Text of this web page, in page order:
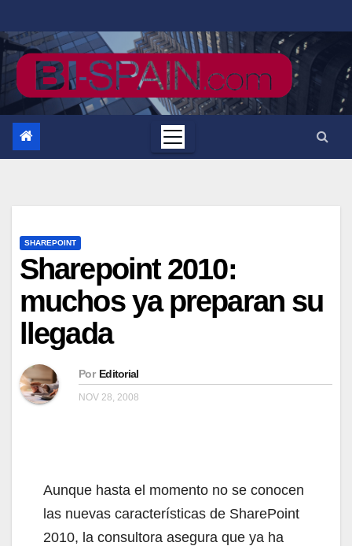
al
contenido
SHAREPOINT
Sharepoint 2010:
muchos ya preparan su
llegada
Por Editorial
NOV 28, 2008
Aunque hasta el momento no se conocen
las nuevas características de SharePoint
2010, la consultora asegura que ya ha